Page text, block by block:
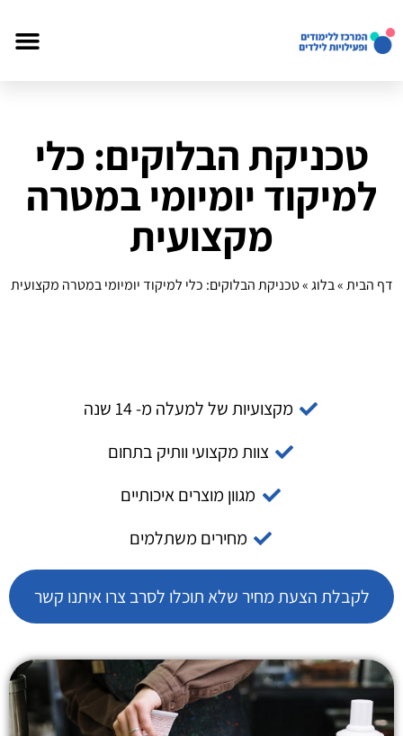
טכניקת הבלוקים: כלי
למיקוד יומיומי במטרה
מקצועית
דף הבית»בלוג»טכניקת הבלוקים: כלי למיקוד יומיומי במטרה מקצועית
מקצועיות של למעלה מ- 14 שנה
צוות מקצועי וותיק בתחום
מגוון מוצרים איכותיים
מחירים משתלמים
לקבלת הצעת מחיר שלא תוכלו לסרב צרו איתנו קשר